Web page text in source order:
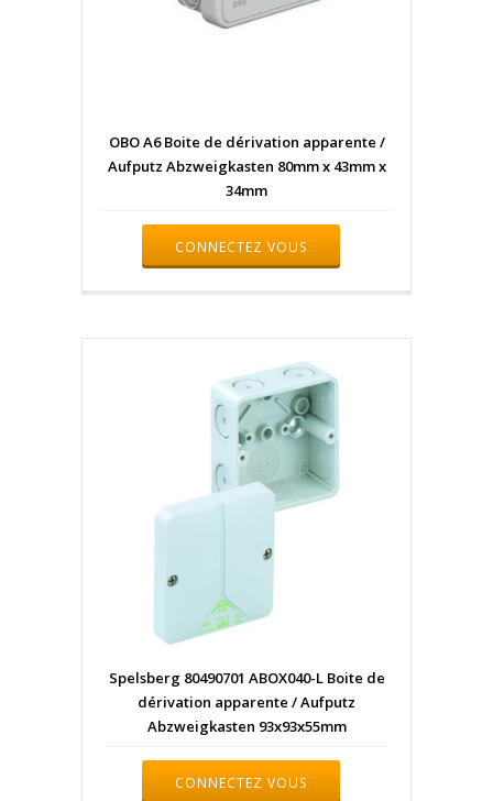
OBO A6 Boite de dérivation apparente /
Aufputz Abzweigkasten 80mm x 43mm x
34mm
CONNECTEZ VOUS
Spelsberg 80490701 ABOX040-L Boite de
dérivation apparente / Aufputz
Abzweigkasten 93x93x55mm
CONNECTEZ VOUS